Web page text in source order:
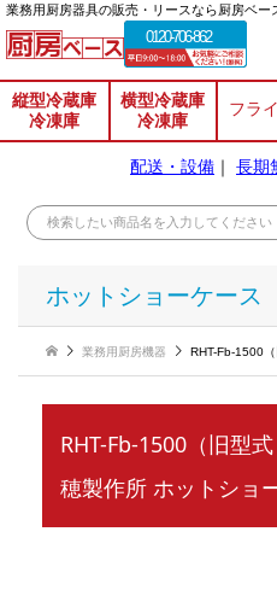
業務⽤厨房器具の販売・リースなら厨房ベー
0120-706-862
縦型冷蔵庫
冷凍庫
横型冷蔵庫
冷凍庫
フラ
配送・設備 ｜ 長期
ホットショーケース
業務用厨房機器 RHT-Fb-1500（旧型式：
RHT-Fb-1500（旧型
穂製作所 ホットショ